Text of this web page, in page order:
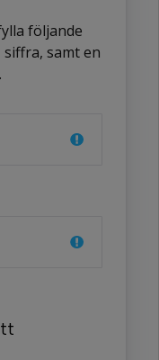
följande
samt en